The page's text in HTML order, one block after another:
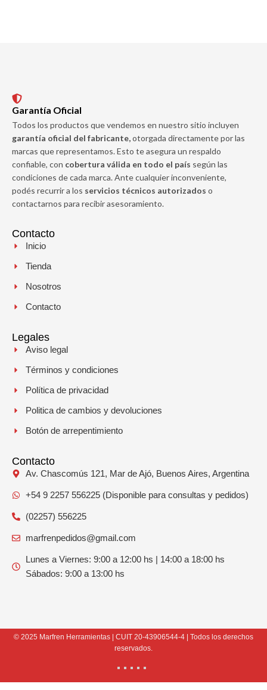
Garantía Oficial
Todos los productos que vendemos en nuestro sitio incluyen
garantía oficial del fabricante,otorgada directamente por las
marcas que representamos. Esto te asegura un respaldo
confiable, con cobertura válida en todo el país según las
condiciones de cada marca. Ante cualquier inconveniente,
podés recurrir a los servicios técnicos autorizados o
contactarnos para recibir asesoramiento.
Contacto
Inicio
Tienda
Nosotros
Contacto
Legales
Aviso legal
Términos y condiciones
Política de privacidad
Politica de cambios y devoluciones
Botón de arrepentimiento
Contacto
Av. Chascomús 121, Mar de Ajó, Buenos Aires, Argentina
+54 9 2257 556225 (Disponible para consultas y pedidos)
(02257) 556225
marfrenpedidos@gmail.com
Lunes a Viernes: 9:00 a 12:00 hs | 14:00 a 18:00 hs
Sábados: 9:00 a 13:00 hs
© 2025 Marfren Herramientas | CUIT 20-43906544-4 | Todos los derechos
reservados.